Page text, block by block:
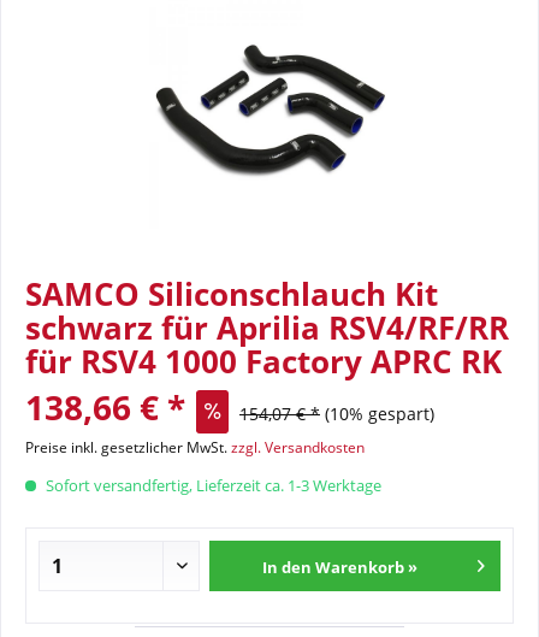
SAMCO Siliconschlauch Kit
schwarz für Aprilia RSV4/RF/RR
für RSV4 1000 Factory APRC RK
138,66 € * 154,07 € * (10% gespart)
Preise inkl. gesetzlicher MwSt.zzgl. Versandkosten
Sofort versandfertig, Lieferzeit ca. 1-3 Werktage
In den Warenkorb »